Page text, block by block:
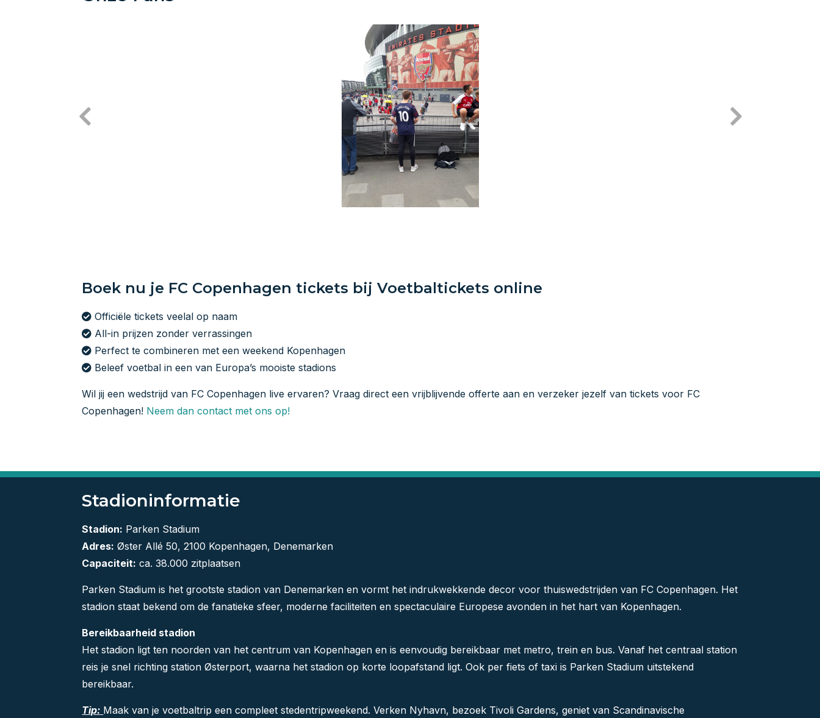
Boek nu je FC Copenhagen tickets bij Voetbaltickets online
Officiële tickets veelal op naam
All-in prijzen zonder verrassingen
Perfect te combineren met een weekend Kopenhagen
Beleef voetbal in een van Europa’s mooiste stadions
Wil jij een wedstrijd van FC Copenhagen live ervaren? Vraag direct een vrijblijvende offerte aan en verzeker jezelf van tickets voor FC
Copenhagen! Neem dan contact met ons op!
Stadioninformatie
Stadion: Parken Stadium
Adres: Øster Allé 50, 2100 Kopenhagen, Denemarken
Capaciteit: ca. 38.000 zitplaatsen
Parken Stadium is het grootste stadion van Denemarken en vormt het indrukwekkende decor voor thuiswedstrijden van FC Copenhagen. Het
stadion staat bekend om de fanatieke sfeer, moderne faciliteiten en spectaculaire Europese avonden in het hart van Kopenhagen.
Bereikbaarheid stadion
Het stadion ligt ten noorden van het centrum van Kopenhagen en is eenvoudig bereikbaar met metro, trein en bus. Vanaf het centraal station
reis je snel richting station Østerport, waarna het stadion op korte loopafstand ligt. Ook per fiets of taxi is Parken Stadium uitstekend
bereikbaar.
Tip: Maak van je voetbaltrip een compleet stedentripweekend. Verken Nyhavn, bezoek Tivoli Gardens, geniet van Scandinavische